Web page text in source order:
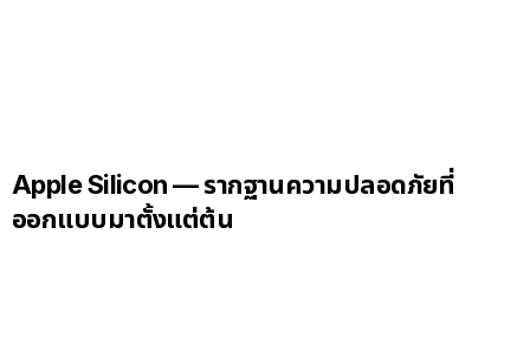
Apple Silicon — รากฐานความปลอดภัยที่
ออกแบบมาตั้งแต่ต้น